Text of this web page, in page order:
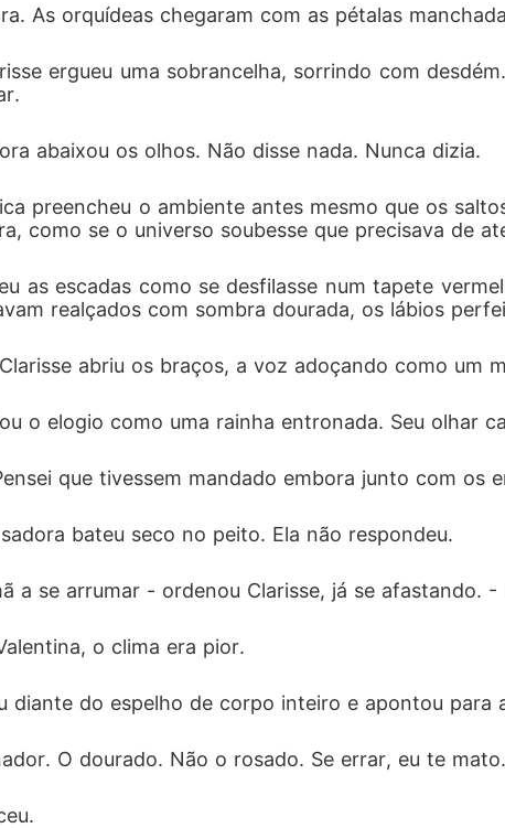
As orquídeas chegaram com as pétalas
ergueu uma sobrancelha, sorrindo com
abaixou os olhos. Não disse nada. Nunca dizia.
preencheu o ambiente antes mesmo que os
como se o universo soubesse que precisava de
as escadas como se desfilasse num tapete
realçados com sombra dourada, os lábios
abriu os braços, a voz adoçando como um
o elogio como uma rainha entronada. Seu olhar
que tivessem mandado embora junto com os
bateu seco no peito. Ela não respondeu.
a se arrumar - ordenou Clarisse, já se afastando.
o clima era pior.
diante do espelho de corpo inteiro e apontou para
O dourado. Não o rosado. Se errar, eu te mato.